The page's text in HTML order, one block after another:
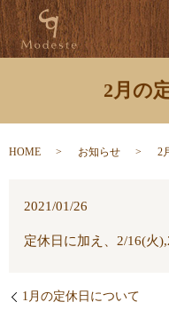
2月の
HOME お知らせ 2
2021/01/26
定休日に加え、2/16(火
1月の定休日について